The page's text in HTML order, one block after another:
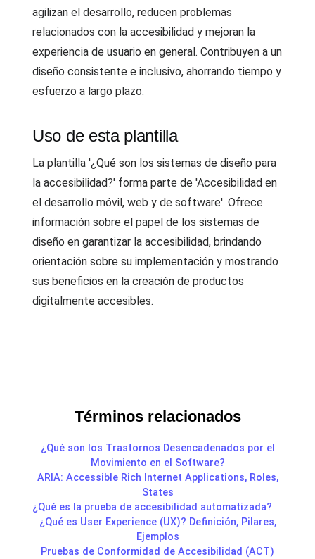
agilizan el desarrollo, reducen problemas
relacionados con la accesibilidad y mejoran la
experiencia de usuario en general. Contribuyen a un
diseño consistente e inclusivo, ahorrando tiempo y
esfuerzo a largo plazo.
Uso de esta plantilla
La plantilla '¿Qué son los sistemas de diseño para
la accesibilidad?' forma parte de 'Accesibilidad en
el desarrollo móvil, web y de software'. Ofrece
información sobre el papel de los sistemas de
diseño en garantizar la accesibilidad, brindando
orientación sobre su implementación y mostrando
sus beneficios en la creación de productos
digitalmente accesibles.
Términos relacionados
¿Qué son los Trastornos Desencadenados por el
Movimiento en el Software?
ARIA: Accessible Rich Internet Applications, Roles,
States
¿Qué es la prueba de accesibilidad automatizada?
¿Qué es User Experience (UX)? Definición, Pilares,
Ejemplos
Pruebas de Conformidad de Accesibilidad (ACT)